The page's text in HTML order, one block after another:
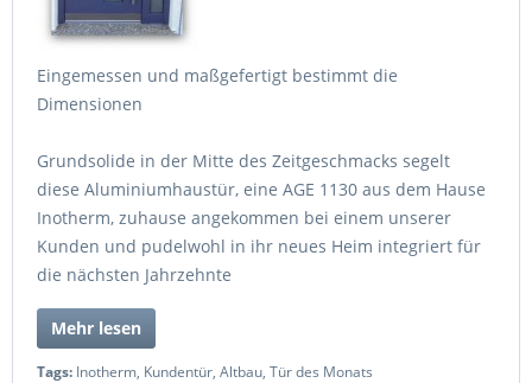
Eingemessen und maßgefertigt bestimmt die
Dimensionen
Grundsolide in der Mitte des Zeitgeschmacks segelt
diese Aluminiumhaustür, eine AGE 1130 aus dem Hause
Inotherm, zuhause angekommen bei einem unserer
Kunden und pudelwohl in ihr neues Heim integriert für
die nächsten Jahrzehnte
Mehr lesen
Tags: Inotherm, Kundentür, Altbau, Tür des Monats